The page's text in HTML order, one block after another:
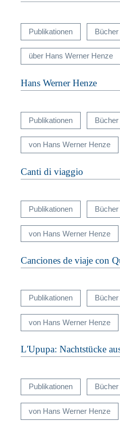
Publikationen Bücher
über Hans Werner Henze
Hans Werner Henze
Publikationen Bücher
von Hans Werner Henze
Canti di viaggio
Publikationen Bücher
von Hans Werner Henze
Canciones de viaje con
Publikationen Bücher
von Hans Werner Henze
L'Upupa: Nachtstücke
Publikationen Bücher
von Hans Werner Henze